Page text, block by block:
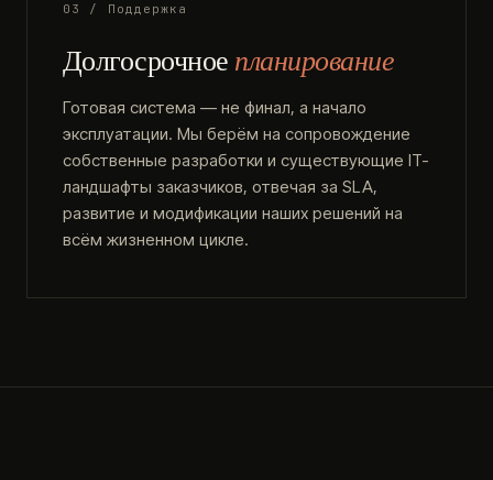
03 / Поддержка
Долгосрочное планирование
Готовая система — не финал, а начало
эксплуатации. Мы берём на сопровождение
собственные разработки и существующие IT-
ландшафты заказчиков, отвечая за SLA,
развитие и модификации наших решений на
всём жизненном цикле.